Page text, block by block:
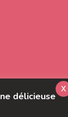
délicieuse
x